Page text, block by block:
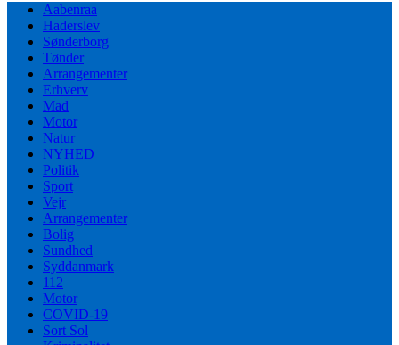
Aabenraa
Haderslev
Sønderborg
Tønder
Arrangementer
Erhverv
Mad
Motor
Natur
NYHED
Politik
Sport
Vejr
Arrangementer
Bolig
Sundhed
Syddanmark
112
Motor
COVID-19
Sort Sol